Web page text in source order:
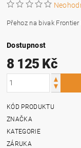
Přehoz na bivak Frontier
Dostupnost
8 125 Kč
KÓD PRODUKTU
ZNAČKA
KATEGORIE
ZÁRUKA